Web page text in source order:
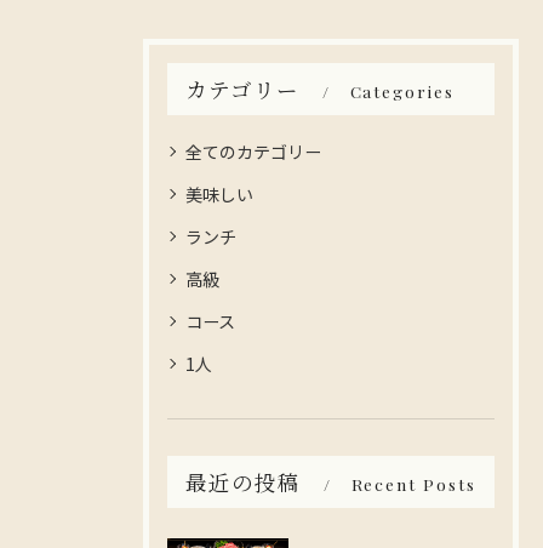
カテゴリー Categories
全てのカテゴリー
美味しい
ランチ
高級
コース
1人
最近の投稿 Recent Posts